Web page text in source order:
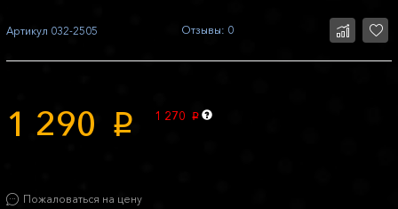
Артикул 032-2505 Отзывы: 0
1 290 p 1 270 p
Пожаловаться на цену